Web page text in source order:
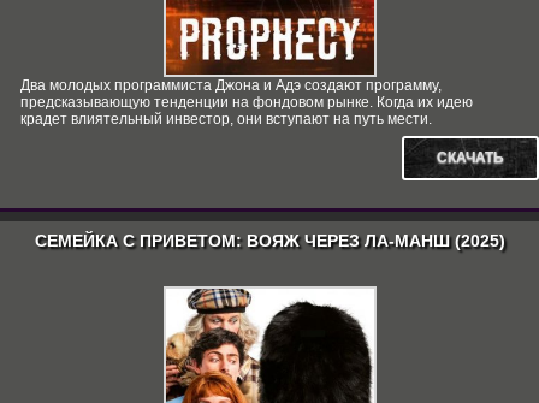
Два молодых программиста Джона и Адэ создают программу,
предсказывающую тенденции на фондовом рынке. Когда их идею
крадет влиятельный инвестор, они вступают на путь мести.
СКАЧАТЬ
СЕМЕЙКА С ПРИВЕТОМ: ВОЯЖ ЧЕРЕЗ ЛА-МАНШ (2025)